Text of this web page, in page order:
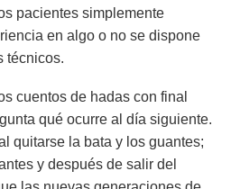
pacientes simplemente
en algo o no se dispone
técnicos.
cuentos de hadas con final
qué ocurre al día siguiente.
quitarse la bata y los guantes;
y después de salir del